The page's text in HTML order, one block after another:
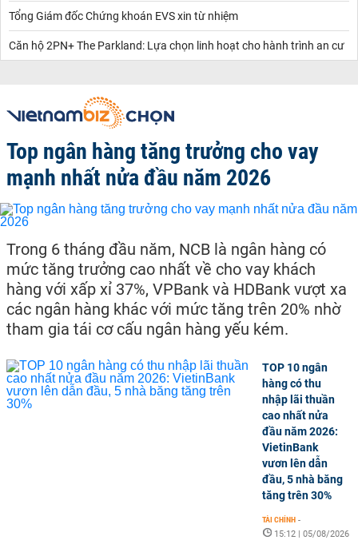
Tổng Giám đốc Chứng khoán EVS xin từ nhiệm
Căn hộ 2PN+ The Parkland: Lựa chọn linh hoạt cho hành trình an cư
Top ngân hàng tăng trưởng cho vay
mạnh nhất nửa đầu năm 2026
Trong 6 tháng đầu năm, NCB là ngân hàng có
mức tăng trưởng cao nhất về cho vay khách
hàng với xấp xỉ 37%, VPBank và HDBank vượt xa
các ngân hàng khác với mức tăng trên 20% nhờ
tham gia tái cơ cấu ngân hàng yếu kém.
TOP 10 ngân
hàng có thu
nhập lãi thuần
cao nhất nửa
đầu năm 2026:
VietinBank
vươn lên dẫn
đầu, 5 nhà băng
tăng trên 30%
TÀI CHÍNH -
15:12 | 05/08/2026